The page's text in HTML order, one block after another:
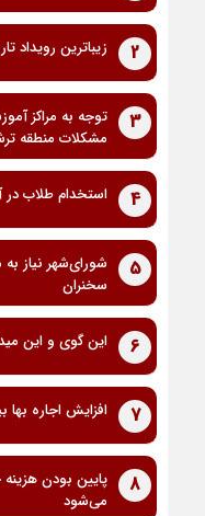
2 زیباترین رویداد تاریخ
3
توجه به مراکز
مشکلات منطقه
4 استخدام طلاب
5
شورای‌شهر نیاز
سخنران
6 این گوی و این
7 افزایش اجاره بها بیش از 15
8
پایین بودن
می‌شود